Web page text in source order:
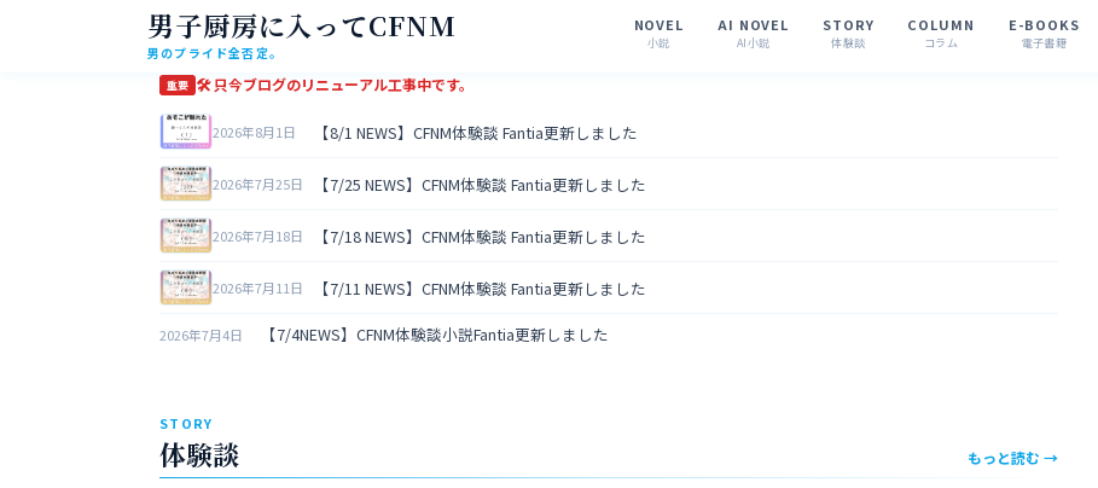
男子厨房に入ってCFNM
男のプライド全否定。
NOVEL
小説
AI NOVEL
AI小説
STORY
体験談
COLUMN
コラム
E-BOOKS
電子書籍
重要 🛠 只今ブログのリニューアル工事中です。
2026年8月1日 【8/1 NEWS】CFNM体験談 Fantia更新しました
2026年7月25日 【7/25 NEWS】CFNM体験談 Fantia更新しました
2026年7月18日 【7/18 NEWS】CFNM体験談 Fantia更新しました
2026年7月11日 【7/11 NEWS】CFNM体験談 Fantia更新しました
2026年7月4日 【7/4NEWS】CFNM体験談小説Fantia更新しました
STORY
体験談 もっと読む →